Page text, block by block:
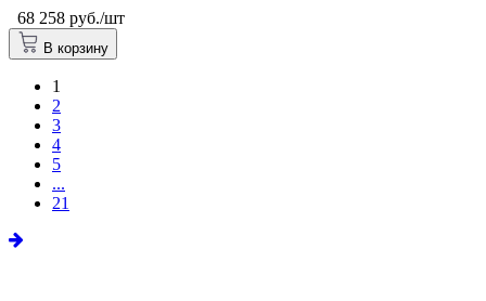
68 258 руб./шт
В корзину
1
2
3
4
5
...
21